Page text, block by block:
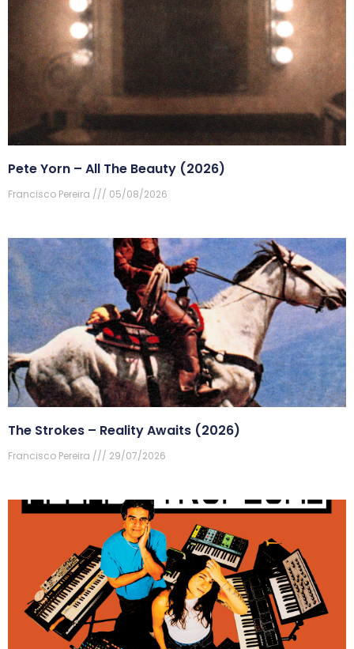
Pete Yorn – All The Beauty (2026)
Francisco Pereira 05/08/2026
The Strokes – Reality Awaits (2026)
Francisco Pereira 29/07/2026